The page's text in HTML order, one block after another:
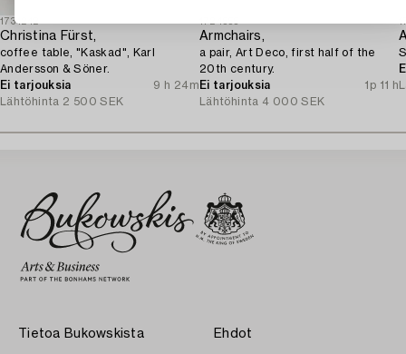
1731242
Christina Fürst,
coffee table, "Kaskad", Karl
Andersson & Söner.
Ei tarjouksia
9 h 24m
Lähtöhinta 2 500 SEK
1724555
Armchairs,
a pair, Art Deco, first half of the
20th century.
Ei tarjouksia
1p 11 h
Lähtöhinta 4 000 SEK
Tietoa Bukowskista Ehdot